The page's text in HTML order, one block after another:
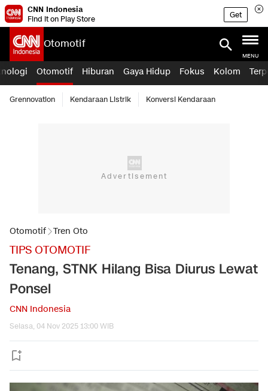
CNN Indonesia
Find it on Play Store
Get
Otomotif
MENU
Otomotif Hiburan Gaya Hidup Fokus Kolom
Grennovation Kendaraan Listrik Konversi Kendaraan
Otomotif Tren Oto
TIPS OTOMOTIF
Tenang, STNK Hilang Bisa Diurus Lewat
Ponsel
CNN Indonesia
Selasa, 04 Nov 2025 13:00 WIB